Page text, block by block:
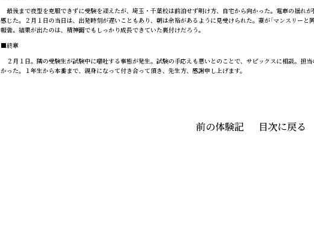
最後まで夜型を克服できずに受験を迎えたが、埼玉・千葉校は前泊せず明け方、自宅から向かった。電車の揺れ
感じた。２月１日の当日は、出発時刻が遅いこともあり、朝は余裕があるように見受けられた。妻が「マンスリーと
報告。結果が出たのは、精神面でもしっかり成長できていた裏付けだろう。
■終章
２月１日。隣の受験生が試験中に嘔吐する事態が発生。試験の手応えも悪いとのことで、サピックスに相談。担
かった。１年生から本番まで、親身になって付き合って頂き、先生方、感謝申し上げます。
前の体験記 目次に戻る